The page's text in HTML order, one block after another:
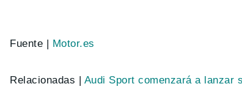
Fuente | Motor.es
Relacionadas | Audi Sport comenzará a lanzar